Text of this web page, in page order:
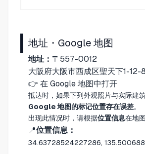
地址・Google 地图
地址： 〒557-0012
大阪府大阪市西成区聖天下1-12-8
👉 在 Google 地图中打开
抵达时，如果下列外观照片与实际建
Google 地图的标记位置存在误差。
出现此情况时，请根据位置信息在地
📍位置信息：
34.63728524227286,